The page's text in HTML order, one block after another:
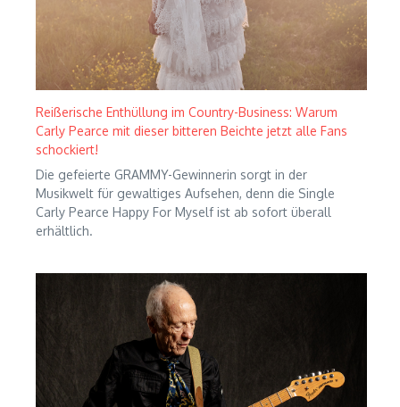
Reißerische Enthüllung im Country-Business: Warum
Carly Pearce mit dieser bitteren Beichte jetzt alle Fans
schockiert!
Die gefeierte GRAMMY-Gewinnerin sorgt in der
Musikwelt für gewaltiges Aufsehen, denn die Single
Carly Pearce Happy For Myself ist ab sofort überall
erhältlich.